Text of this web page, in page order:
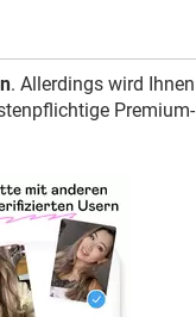
. Allerdings wird Ihnen
Premium-